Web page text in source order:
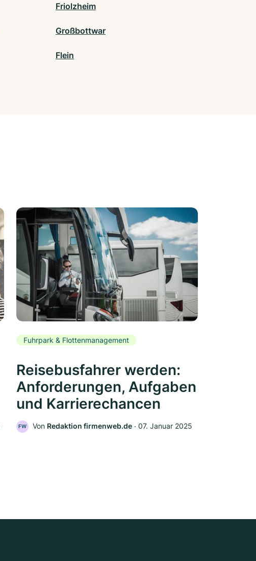
Friolzheim
Großbottwar
Flein
Fuhrpark & Flottenmanagement
Reisebusfahrer werden:
Anforderungen, Aufgaben
und Karrierechancen
FW Von Redaktion firmenweb.de ‧ 07. Januar 2025